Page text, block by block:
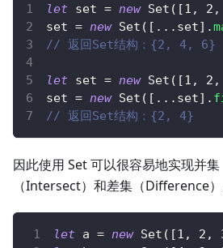
let set = new Set ( [1 , 2 ,
set = new Set ( [ ... set] .
// 返回Set结构：{2, 4, 6}
let set = new Set ( [1 , 2 ,
set = new Set ( [ ... set] .
// 返回Set结构：{2, 4}
因此使用 Set 可以很容易地实现并
（Intersect）和差集（Difference）
let a = new Set ( [1 , 2 ,